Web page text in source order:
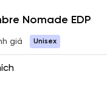
Nomade EDP
giá Unisex